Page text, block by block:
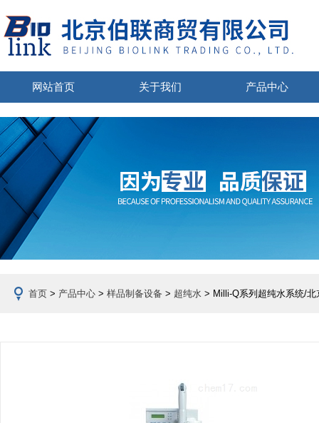
网站首页 关于我们 产品中心
首页 > 产品中心 > 样品制备设备 > 超纯水 > Milli-Q系列超纯水系统/